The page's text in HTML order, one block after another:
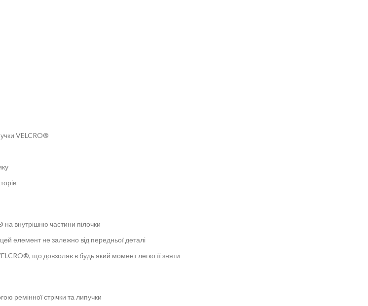
VELCRO®
на внутрішню частини пілочки
елемент не залежно від передньої деталі
що довзоляє в будь який момент легко її зняти
ремінної стрічки та липучки